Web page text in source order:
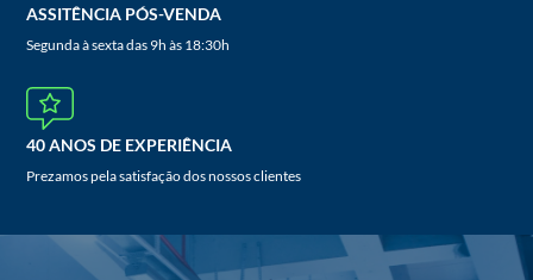
ASSITÊNCIA PÓS-VENDA
Segunda à sexta das 9h às 18:30h
40 ANOS DE EXPERIÊNCIA
Prezamos pela satisfação dos nossos clientes